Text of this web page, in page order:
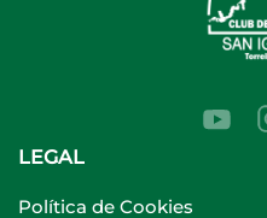
LEGAL
Política de Cookies